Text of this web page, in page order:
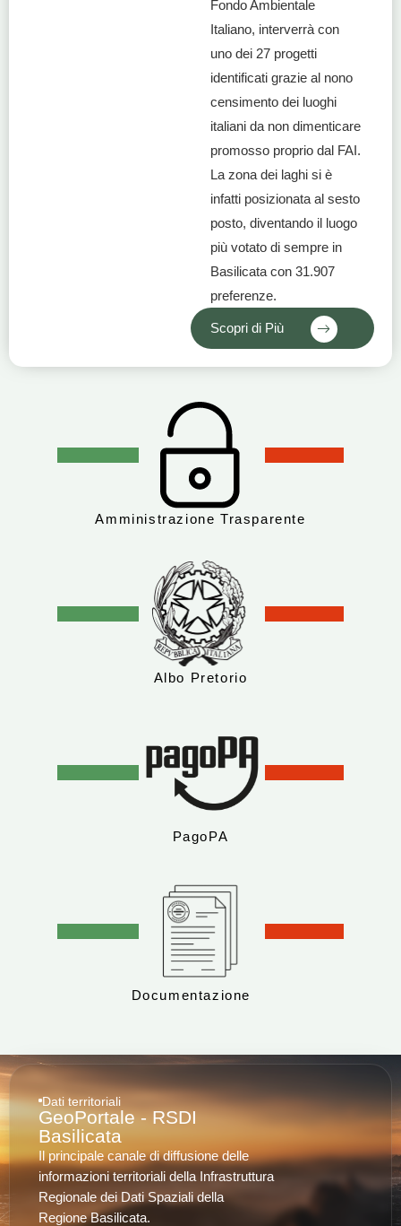
Fondo Ambientale
Italiano, interverrà con
uno dei 27 progetti
identificati grazie al nono
censimento dei luoghi
italiani da non dimenticare
promosso proprio dal FAI.
La zona dei laghi si è
infatti posizionata al sesto
posto, diventando il luogo
più votato di sempre in
Basilicata con 31.907
preferenze.
Scopri di Più
Amministrazione Trasparente
Albo Pretorio
PagoPA
Documentazione
Dati territoriali
GeoPortale - RSDI
Basilicata
Il principale canale di diffusione delle
informazioni territoriali della Infrastruttura
Regionale dei Dati Spaziali della
Regione Basilicata.